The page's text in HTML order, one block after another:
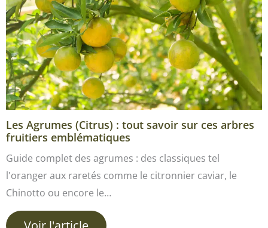
Les Agrumes (Citrus) : tout savoir sur ces arbres
fruitiers emblématiques
Guide complet des agrumes : des classiques tel
l'oranger aux raretés comme le citronnier caviar, le
Chinotto ou encore le…